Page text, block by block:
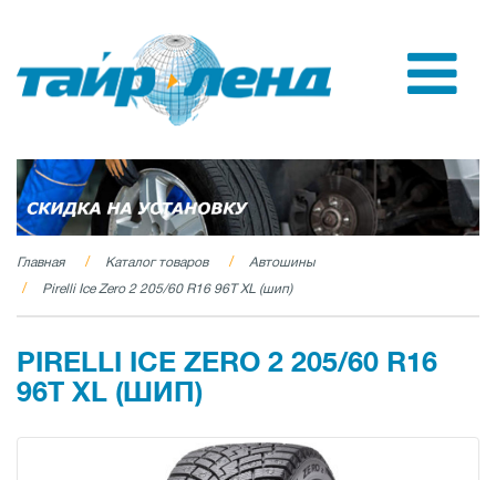
Главная Каталог товаров
Автошины
Pirelli Ice Zero 2 205/60 R16 96T XL (шип)
PIRELLI ICE ZERO 2 205/60 R16
96T XL (ШИП)